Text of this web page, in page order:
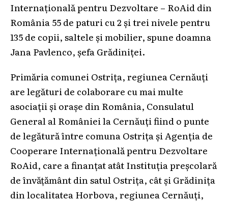
Internațională pentru Dezvoltare – RoAid din
România 55 de paturi cu 2 și trei nivele pentru
135 de copii, saltele și mobilier, spune doamna
Jana Pavlenco, șefa Grădiniței.
Primăria comunei Ostrița, regiunea Cernăuți
are legături de colaborare cu mai multe
asociații și orașe din România, Consulatul
General al României la Cernăuți fiind o punte
de legătură între comuna Ostrița și Agenția de
Cooperare Internațională pentru Dezvoltare
RoAid, care a finanțat atât Instituția preșcolară
de învățământ din satul Ostrița, cât și Grădinița
din localitatea Horbova, regiunea Cernăuți,